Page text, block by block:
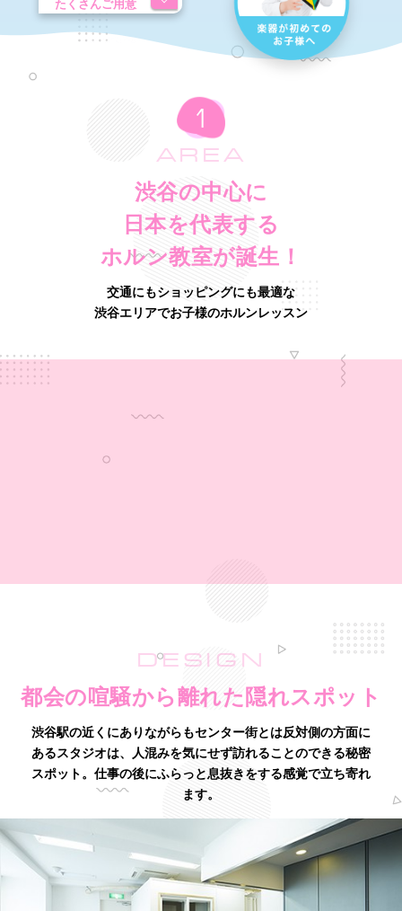
たくさんご用意
AREA
渋谷の中心に
日本を代表する
ホルン教室が誕生！
交通にもショッピングにも最適な
渋谷エリアでお子様のホルンレッスン
DESIGN
都会の喧騒から離れた隠れスポット
渋谷駅の近くにありながらもセンター街とは反対側の方面に
あるスタジオは、
人混みを気にせず訪れることのできる秘密
スポット。仕事の後にふらっと息抜きをする感覚で立ち寄れ
ます。